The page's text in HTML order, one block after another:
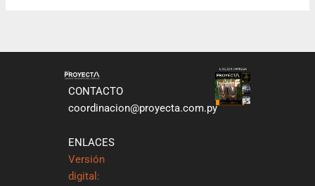
CONTACTO
coordinacion@proyecta.com.py
ENLACES
Versión
digital: